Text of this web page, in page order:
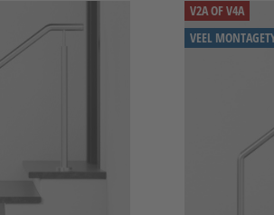
V2A OF V4A
VEEL